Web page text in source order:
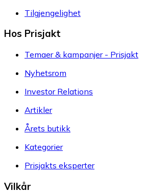
Tilgjengelighet
Hos Prisjakt
Temaer & kampanjer - Prisjakt
Nyhetsrom
Investor Relations
Artikler
Årets butikk
Kategorier
Prisjakts eksperter
Vilkår